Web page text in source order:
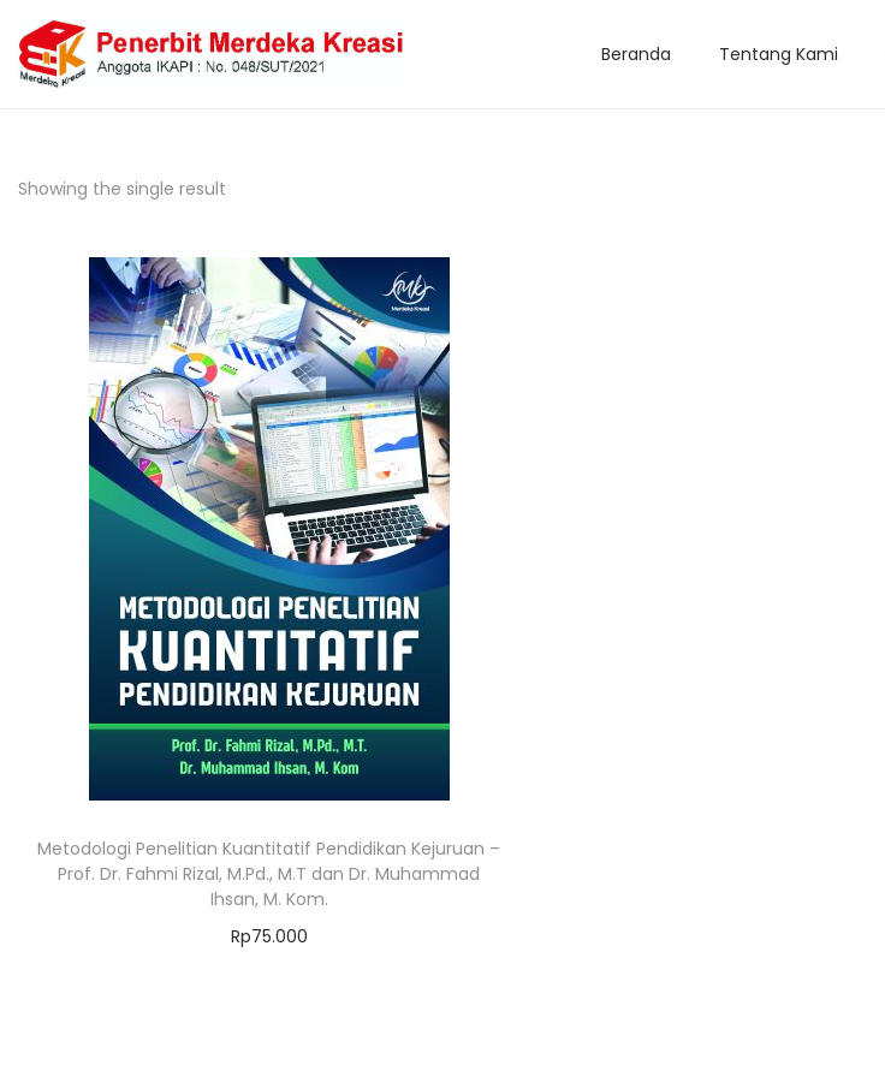
Beranda Tentang Kami
Showing the single result
Metodologi Penelitian Kuantitatif Pendidikan Kejuruan –
Prof. Dr. Fahmi Rizal, M.Pd., M.T dan Dr. Muhammad
Ihsan, M. Kom.
Rp75.000